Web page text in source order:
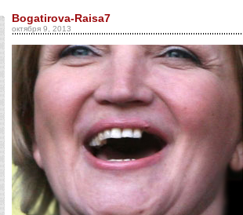
Bogatirova-Raisa7
октября 9, 2013